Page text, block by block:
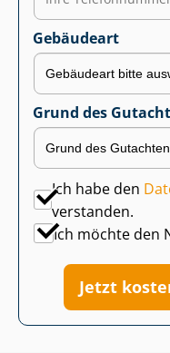
Gebäudeart
Grund des
Ich habe den
verstanden.
Ich möchte den
Jetzt